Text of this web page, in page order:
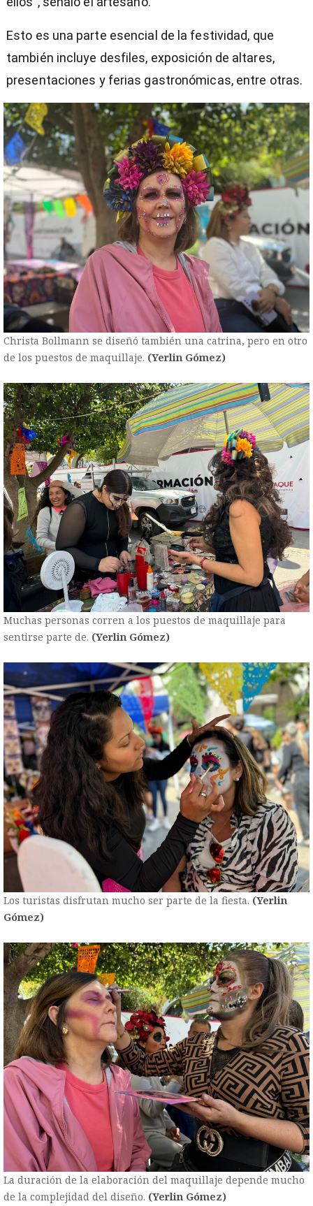
Esto es una parte esencial de la festividad, que
también incluye desfiles, exposición de altares,
presentaciones y ferias gastronómicas, entre otras.
Christa Bollmann se diseñó también una catrina, pero en otro
de los puestos de maquillaje. (Yerlin Gómez)
Muchas personas corren a los puestos de maquillaje para
sentirse parte de. (Yerlin Gómez)
Los turistas disfrutan mucho ser parte de la fiesta. (Yerlin
Gómez)
La duración de la elaboración del maquillaje depende mucho
de la complejidad del diseño. (Yerlin Gómez)